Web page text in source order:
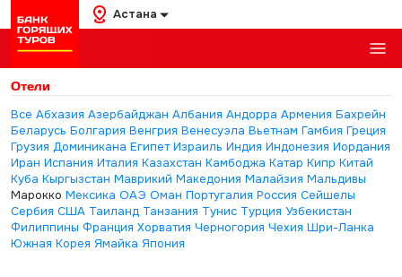
Астана
Отели
Все Абхазия Азербайджан Албания Андорра Армения Бахрейн
Беларусь Болгария Венгрия Венесуэла Вьетнам Гамбия Греция
Грузия Доминикана Египет Израиль Индия Индонезия Иордания
Иран Испания Италия Казахстан Камбоджа Катар Кипр Китай
Куба Кыргызстан Маврикий Македония Малайзия Мальдивы
Марокко Мексика ОАЭ Оман Португалия Россия Сейшелы
Сербия США Таиланд Танзания Тунис Турция Узбекистан
Филиппины Франция Хорватия Черногория Чехия Шри-Ланка
Южная Корея Ямайка Япония